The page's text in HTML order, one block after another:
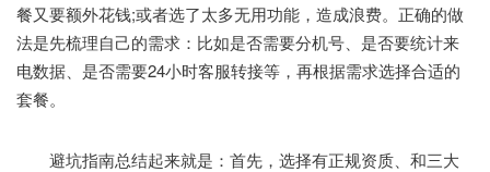
餐又要额外花钱;或者选了太多无用功能，造成浪费。正确的做
法是先梳理自己的需求：比如是否需要分机号、是否要统计来
电数据、是否需要24小时客服转接等，再根据需求选择合适的
套餐。
避坑指南总结起来就是：首先，选择有正规资质、和三大